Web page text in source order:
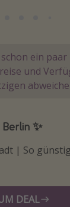
ein paar
und
✨
| So
DEAL